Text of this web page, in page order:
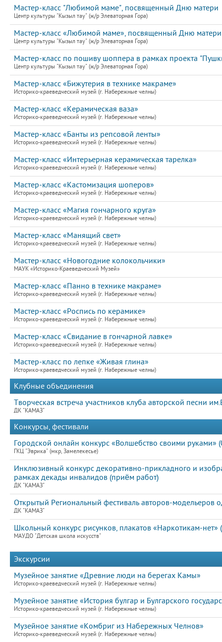
Мастер-класс "Любимой маме", посвященный Дню матери
Центр культуры "Кызыл тау" (ж/р Элеваторная Гора)
Мастер-класс «Любимой маме», посвященный Дню матери
Центр культуры "Кызыл тау" (ж/р Элеваторная Гора)
Мастер-класс по пошиву шоппера в рамках проекта
Центр культуры "Кызыл тау" (ж/р Элеваторная Гора)
Мастер-класс «Бижутерия в технике макраме»
Историко-краеведческий музей (г. Набережные челны)
Мастер-класс «Керамическая ваза»
Историко-краеведческий музей (г. Набережные челны)
Мастер-класс «Банты из репсовой ленты»
Историко-краеведческий музей (г. Набережные челны)
Мастер-класс «Интерьерная керамическая тарелка»
Историко-краеведческий музей (г. Набережные челны)
Мастер-класс «Кастомизация шоперов»
Историко-краеведческий музей (г. Набережные челны)
Мастер-класс «Магия гончарного круга»
Историко-краеведческий музей (г. Набережные челны)
Мастер-класс «Манящий свет»
Историко-краеведческий музей (г. Набережные челны)
Мастер-класс «Новогодние колокольчики»
МАУК «Историко-Краеведческий Музей»
Мастер-класс «Панно в технике макраме»
Историко-краеведческий музей (г. Набережные челны)
Мастер-класс «Роспись по керамике»
Историко-краеведческий музей (г. Набережные челны)
Мастер-класс «Свидание в гончарной лавке»
Историко-краеведческий музей (г. Набережные челны)
Мастер-класс по лепке «Живая глина»
Историко-краеведческий музей (г. Набережные челны)
Клубные объединения
Творческая встреча участников клуба авторской песни
ДК "КАМАЗ"
Конкурсы, фестивали
Городской онлайн конкурс «Волшебство своими руками»
ГКЦ "Эврика" (мкр, Замелекесье)
Инклюзивный конкурс декоративно-прикладного и
рамках декады инвалидов (приём работ)
ДК "КАМАЗ"
Открытый Региональный фестиваль авторов-модельеров
ДК "КАМАЗ"
Школьный конкурс рисунков, плакатов «Наркотикам-нет»
МАУДО "Детская школа искусств"
Экскурсии
Музейное занятие «Древние люди на берегах Камы»
Историко-краеведческий музей (г. Набережные челны)
Музейное занятие «История булгар и Булгарского
Историко-краеведческий музей (г. Набережные челны)
Музейное занятие «Комбриг из Набережных Челнов»
Историко-краеведческий музей (г. Набережные челны)